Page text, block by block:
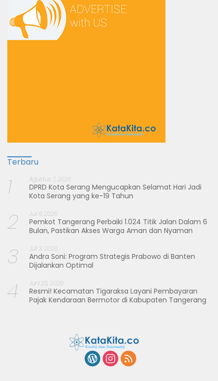
Terbaru
1 Agustus 7, 2026
DPRD Kota Serang Mengucapkan Selamat Hari Jadi
Kota Serang yang ke-19 Tahun
2 Juli 8, 2026
Pemkot Tangerang Perbaiki 1.024 Titik Jalan Dalam 6
Bulan, Pastikan Akses Warga Aman dan Nyaman
3 Juli 3, 2026
Andra Soni: Program Strategis Prabowo di Banten
Dijalankan Optimal
4 Juni 25, 2026
Resmi! Kecamatan Tigaraksa Layani Pembayaran
Pajak Kendaraan Bermotor di Kabupaten Tangerang